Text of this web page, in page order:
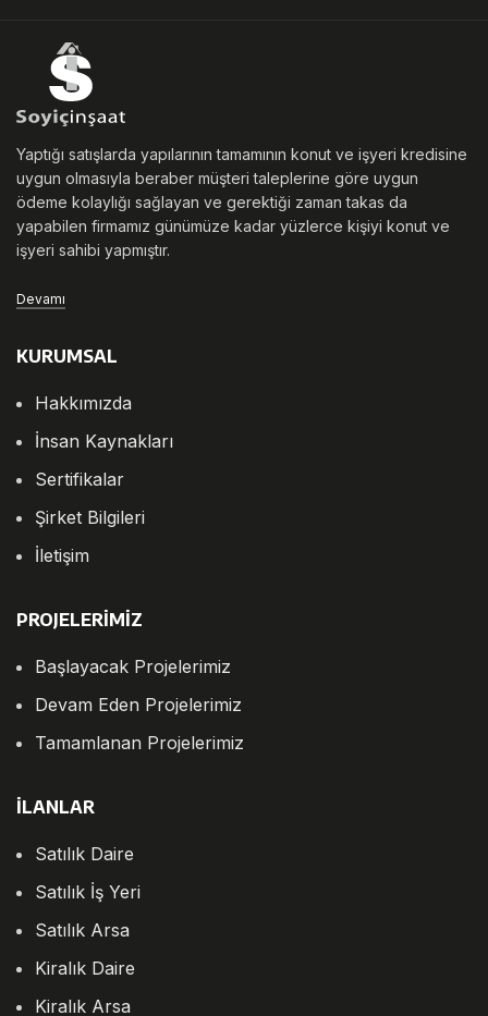
Yaptığı satışlarda yapılarının tamamının konut ve işyeri kredisine
uygun olmasıyla beraber müşteri taleplerine göre uygun
ödeme kolaylığı sağlayan ve gerektiği zaman takas da
yapabilen firmamız günümüze kadar yüzlerce kişiyi konut ve
işyeri sahibi yapmıştır.
Devamı
KURUMSAL
Hakkımızda
İnsan Kaynakları
Sertifikalar
Şirket Bilgileri
İletişim
PROJELERİMİZ
Başlayacak Projelerimiz
Devam Eden Projelerimiz
Tamamlanan Projelerimiz
İLANLAR
Satılık Daire
Satılık İş Yeri
Satılık Arsa
Kiralık Daire
Kiralık Arsa